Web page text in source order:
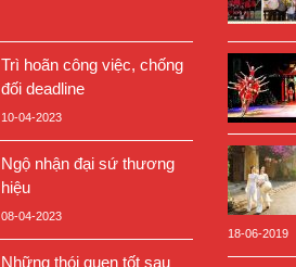
Trì hoãn công việc, chống
đối deadline
10-04-2023
Ngộ nhận đại sứ thương
hiệu
08-04-2023
Những thói quen tốt sau
18-06-2019